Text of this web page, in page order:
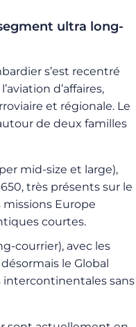
ultra long-
s’est recentré
d’affaires,
et régionale. Le
de deux familles
mid-size et large),
très présents sur le
Europe
courtes.
courrier), avec les
le Global
intercontinentales sans